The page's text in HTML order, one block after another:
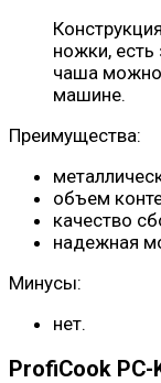
ножки, есть
чаша
машине.
Преимущества:
объем
качество
надежная
Минусы:
нет.
ProfiCook PC-